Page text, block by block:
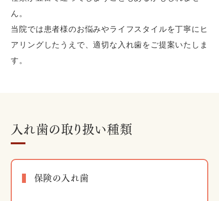
ん。
当院では患者様のお悩みやライフスタイルを丁寧にヒ
アリングしたうえで、適切な入れ歯をご提案いたしま
す。
入れ歯の取り扱い種類
保険の入れ歯